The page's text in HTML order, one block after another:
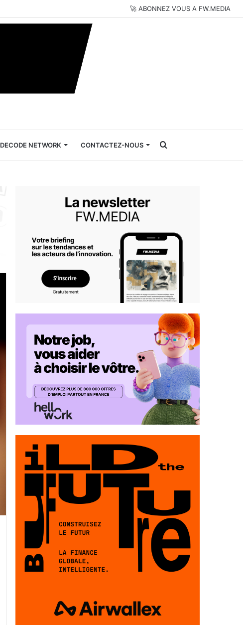
🚀 ABONNEZ VOUS A FW.MEDIA
DECODE NETWORK CONTACTEZ-NOUS Rechercher